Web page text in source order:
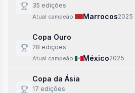
35 edições
Atual campeão: Marrocos2025
Copa Ouro
28 edições
Atual campeão: México2025
Copa da Ásia
17 edições